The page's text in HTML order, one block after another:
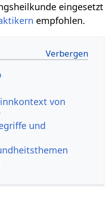
eingesetzt
empfohlen.
von
und